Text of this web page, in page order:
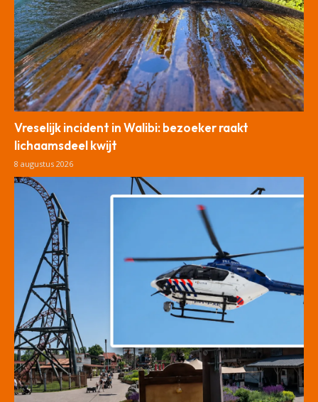
Vreselijk incident in Walibi: bezoeker raakt
lichaamsdeel kwijt
8 augustus 2026